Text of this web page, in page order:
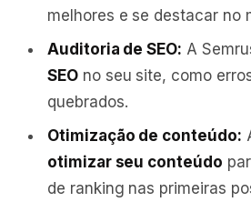
melhores e se destacar no
Auditoria de SEO: A
SEOno seu site, como
quebrados.
Otimização de conteúdo:
otimizar seu conteúdo
de ranking nas primeiras